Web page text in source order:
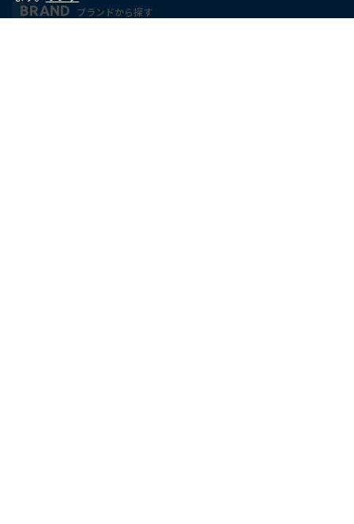
BRAND ブランドから探す